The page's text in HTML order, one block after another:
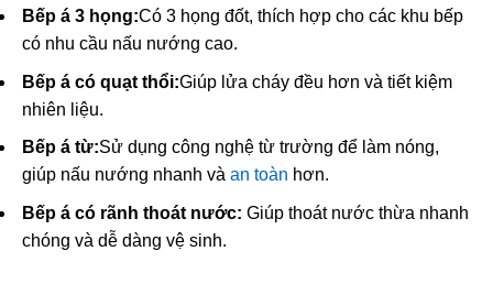
Bếp á 3 họng:Có 3 họng đốt, thích hợp cho các khu bếp
có nhu cầu nấu nướng cao.
Bếp á có quạt thổi:Giúp lửa cháy đều hơn và tiết kiệm
nhiên liệu.
Bếp á từ:Sử dụng công nghệ từ trường để làm nóng,
giúp nấu nướng nhanh và an toàn hơn.
Bếp á có rãnh thoát nước: Giúp thoát nước thừa nhanh
chóng và dễ dàng vệ sinh.